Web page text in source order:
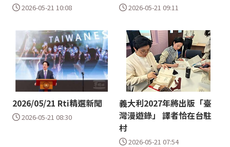
2026-05-21 10:08 2026-05-21 09:11
2026/05/21 Rti精選新聞
2026-05-21 08:30
義大利2027年將出版「臺
灣漫遊錄」 譯者恰在台駐
村
2026-05-21 07:54